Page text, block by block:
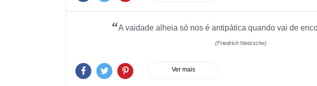
“A vaidade alheia só nos é antipática quando vai de
(Friedrich Nietzsche)
Ver mais